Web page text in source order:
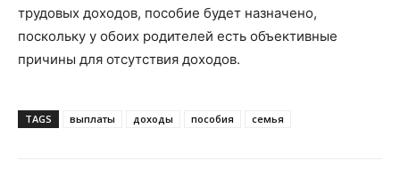
трудовых доходов, пособие будет назначено,
поскольку у обоих родителей есть объективные
причины для отсутствия доходов.
TAGS выплаты доходы пособия семья